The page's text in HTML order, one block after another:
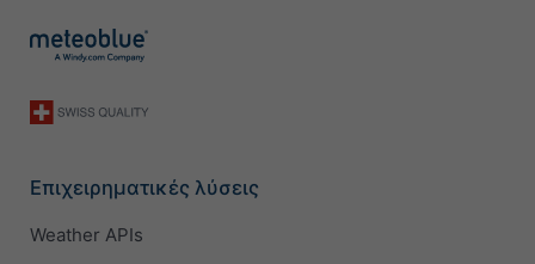
Επιχειρηματικές λύσεις
Weather APIs